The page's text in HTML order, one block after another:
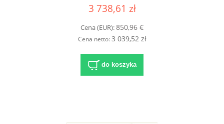
3 738,61 zł
Cena (EUR):850,96 €
Cena netto:3 039,52 zł
do koszyka